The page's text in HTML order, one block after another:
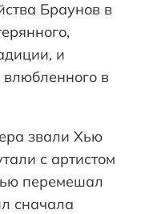
Браунов в
и
влюбленного в
звали Хью
с артистом
перемешал
сначала